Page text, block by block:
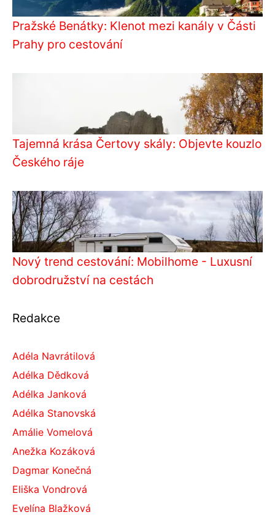
Pražské Benátky: Klenot mezi kanály v Části
Prahy pro cestování
Tajemná krása Čertovy skály: Objevte kouzlo
Českého ráje
Nový trend cestování: Mobilhome - Luxusní
dobrodružství na cestách
Redakce
Adéla Navrátilová
Adélka Dědková
Adélka Janková
Adélka Stanovská
Amálie Vomelová
Anežka Kozáková
Dagmar Konečná
Eliška Vondrová
Evelína Blažková